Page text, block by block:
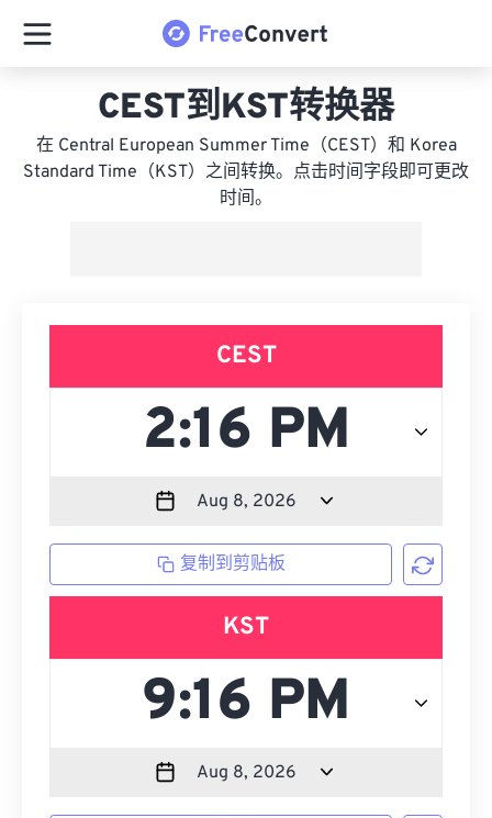
CEST到KST转换器
在 Central European Summer Time（CEST）和 Korea
Standard Time（KST）之间转换。点击时间字段即可更改
时间。
CEST
复制到剪贴板
KST